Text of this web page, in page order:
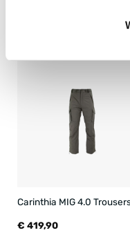
Carinthia MIG 4.0
€ 419,90